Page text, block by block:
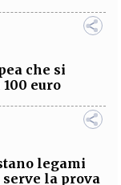
che si
euro
legami
la prova